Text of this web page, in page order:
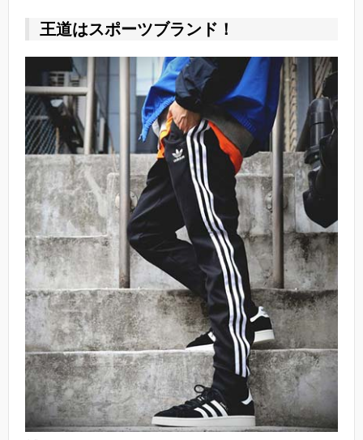
王道はスポーツブランド！